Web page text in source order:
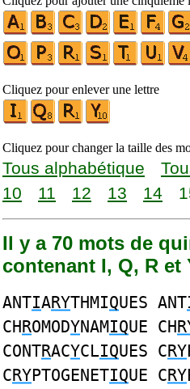
Cliquez pour enlever une lettre
Cliquez pour changer la taille des
Tous alphabétique
10
11 12 13 14
Il y a 70 mots de
contenant I, Q, R et
ANTIARYTHMIQUES ANT
CHROMODYNAMIQUE CH
CONTRACYCLIQUES CRY
CRYPTOGENETIQUE CRY